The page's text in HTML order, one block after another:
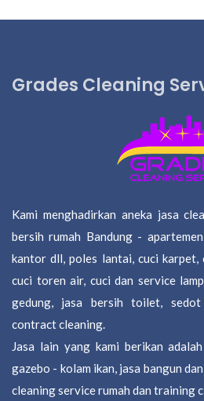
Grades Cleaning
Kami menghadirkan aneka jasa
bersih rumah Bandung -
kantor dll, poles lantai, cuci karpet,
cuci toren air, cuci dan service
gedung, jasa bersih toilet, sedot
contract cleaning.
Jasa lain yang kami berikan
gazebo - kolam ikan, jasa bangun
cleaning service rumah dan training